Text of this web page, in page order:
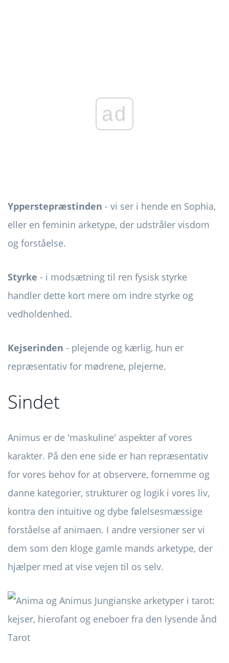
ad
Ypperstepræstinden - vi ser i hende en Sophia,
eller en feminin arketype, der udstråler visdom
og forståelse.
Styrke - i modsætning til ren fysisk styrke
handler dette kort mere om indre styrke og
vedholdenhed.
Kejserinden - plejende og kærlig, hun er
repræsentativ for mødrene, plejerne.
Sindet
Animus er de 'maskuline' aspekter af vores
karakter. På den ene side er han repræsentativ
for vores behov for at observere, fornemme og
danne kategorier, strukturer og logik i vores liv,
kontra den intuitive og dybe følelsesmæssige
forståelse af animaen. I andre versioner ser vi
dem som den kloge gamle mands arketype, der
hjælper med at vise vejen til os selv.